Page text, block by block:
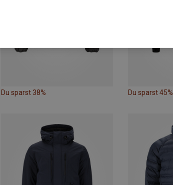
Du sparst 38% Du sparst 45%